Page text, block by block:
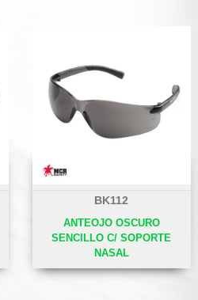
BK112
ANTEOJO OSCURO
SENCILLO C/ SOPORTE
NASAL